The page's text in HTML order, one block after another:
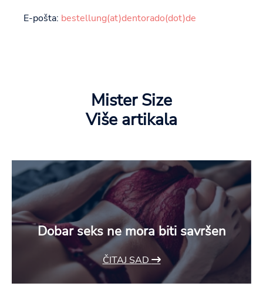
E-pošta: bestellung(at)dentorado(dot)de
Mister Size
Više artikala
Dobar seks ne mora biti savršen
ČITAJ SAD